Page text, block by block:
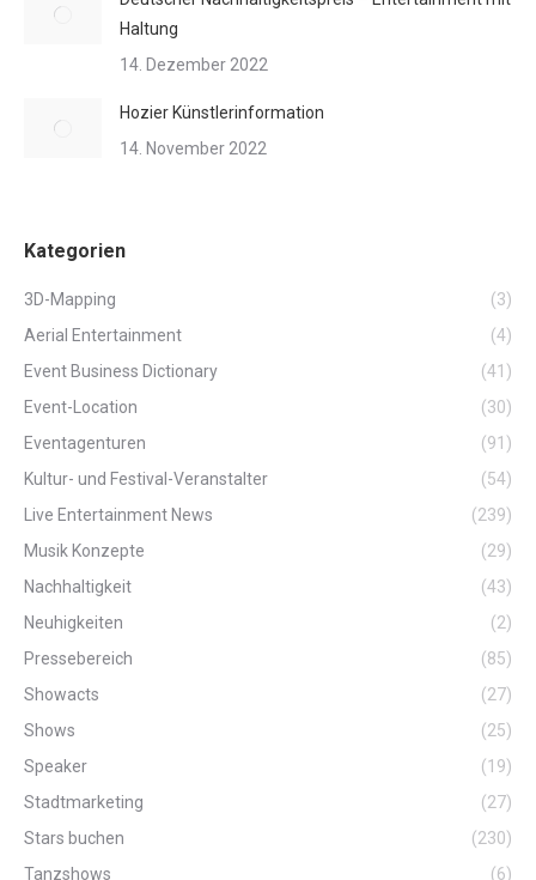
Haltung
14. Dezember 2022
Hozier Künstlerinformation
14. November 2022
Kategorien
3D-Mapping
(3)
Aerial Entertainment
(4)
Event Business Dictionary
(41)
Event-Location
(30)
Eventagenturen
(91)
Kultur- und Festival-Veranstalter
(54)
Live Entertainment News
(239)
Musik Konzepte
(29)
Nachhaltigkeit
(43)
Neuhigkeiten
(2)
Pressebereich
(85)
Showacts
(27)
Shows
(25)
Speaker
(19)
Stadtmarketing
(27)
Stars buchen
(230)
Tanzshows
(6)